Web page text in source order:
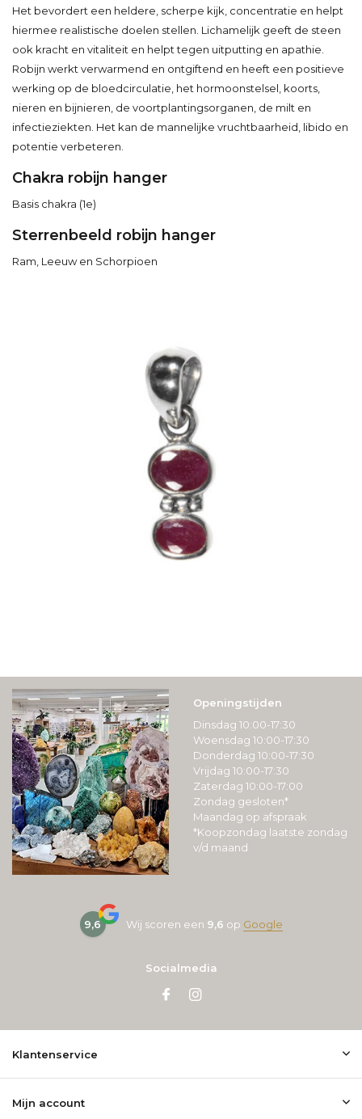
Het bevordert een heldere, scherpe kijk, concentratie en helpt
hiermee realistische doelen stellen. Lichamelijk geeft de steen
ook kracht en vitaliteit en helpt tegen uitputting en apathie.
Robijn werkt verwarmend en ontgiftend en heeft een positieve
werking op de bloedcirculatie, het hormoonstelsel, koorts,
nieren en bijnieren, de voortplantingsorganen, de milt en
infectieziekten. Het kan de mannelijke vruchtbaarheid, libido en
potentie verbeteren.
Chakra robijn hanger
Basis chakra (1e)
Sterrenbeeld robijn hanger
Ram, Leeuw en Schorpioen
Openingstijden
Dinsdag 10:00-17:30
Woensdag 10:00-17:30
Donderdag 10:00-17:30
Vrijdag 10:00-17:30
Zaterdag 10:00-17:00
Zondag gesloten*
Maandag op afspraak
*Koopzondag laatste zondag
v/d maand
9,6 Wij scoren een 9,6 op Google
Socialmedia
Klantenservice
Mijn account